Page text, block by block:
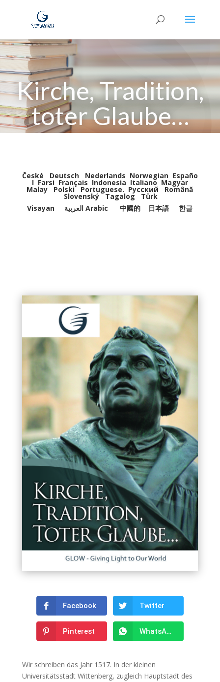
Kirche, Tradition,
toter Glaube…
České Deutsch Nederlands Norwegian Españo
l Farsi Français Indonesia Italiano Magyar
Malay Polski Portuguese. Pусский Română
Slovenský Tagalog
Türk
Visayan
العربية Arabic 中國的 日本語 한글
Facebook Twitter
Pinterest WhatsApp
Wir schreiben das Jahr 1517. In der kleinen
Universitätsstadt Wittenberg, zugleich Hauptstadt des